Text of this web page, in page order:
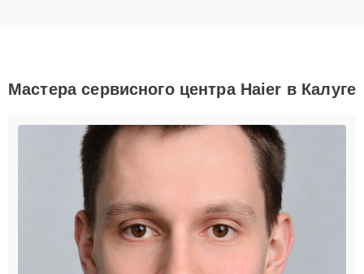
Мастера сервисного центра Haier в Калуге